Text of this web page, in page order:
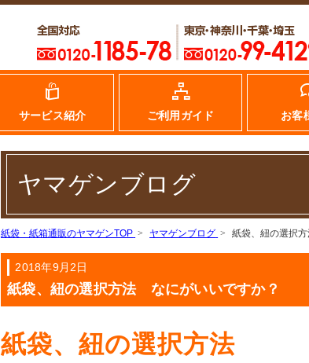
サービス紹介 ご利用ガイド お客
ヤマゲンブログ
紙袋・紙箱通販のヤマゲンTOP ヤマゲンブログ 紙袋、紐の選択
2018年9月2日
紙袋、紐の選択方法 なにがいいですか？
紙袋、紐の選択方法